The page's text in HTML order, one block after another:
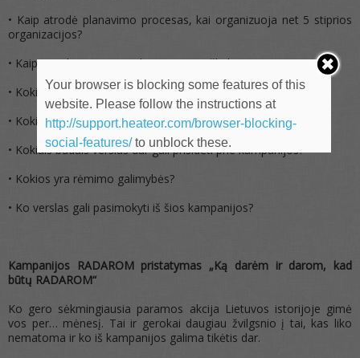
• Kaip atrodė planavimo procesas, kai organizuoja net 5 stiprios
organizacijos?
• Kaip atrodo RADAROM kampanijos užkulisiai?
• Kokie iššūkiai kyla įgyvendinant kampaniją?
• Kokie veiksniai lemia sėkmingus kampanijos rezultatus?
• Kokiais būdais verslas dar gali prisidėti prie kampanijos?
• Kokios yra rėmimo galimybės?
• Ko verslas gali pasimokyti iš šios kampanijos?
Kampanijos RADAROM pristatymas „Ką darėm ir darom, kad
būtų RADAROM“
Ko gero sėkmingiausia paramos akcija Lietuvos istorijoje gimė
vos per… mėnesį. Tai ir gerokai daugiau žvilgsnio į tai, kas liko
nematoma ir ko iš kampanijos galima tikėtis dar.
Your browser is blocking some features of this
website. Please follow the instructions at
http://support.heateor.com/browser-blocking-
social-features/to unblock these.